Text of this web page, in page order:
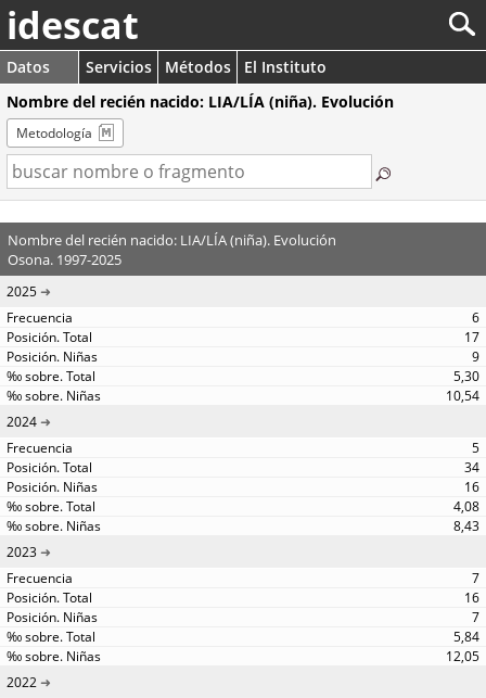
idescat
Datos Servicios Métodos
El Instituto
Nombre del recién nacido: LIA/LÍA (niña). Evolución
Metodología
Nombre del recién nacido: LIA/LÍA (niña). Evolución
Osona. 1997-2025
2025
6
17
9
5,30
10,54
2024
5
34
16
4,08
8,43
2023
7
16
7
5,84
12,05
2022